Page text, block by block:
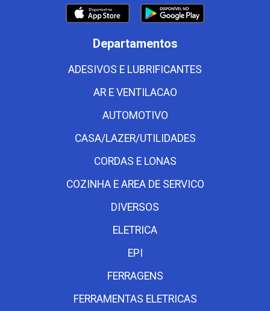
Departamentos
ADESIVOS E LUBRIFICANTES
AR E VENTILACAO
AUTOMOTIVO
CASA/LAZER/UTILIDADES
CORDAS E LONAS
COZINHA E AREA DE SERVICO
DIVERSOS
ELETRICA
EPI
FERRAGENS
FERRAMENTAS ELETRICAS